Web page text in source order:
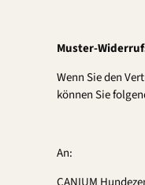
Muster-
Wenn Sie den
können Sie
An: